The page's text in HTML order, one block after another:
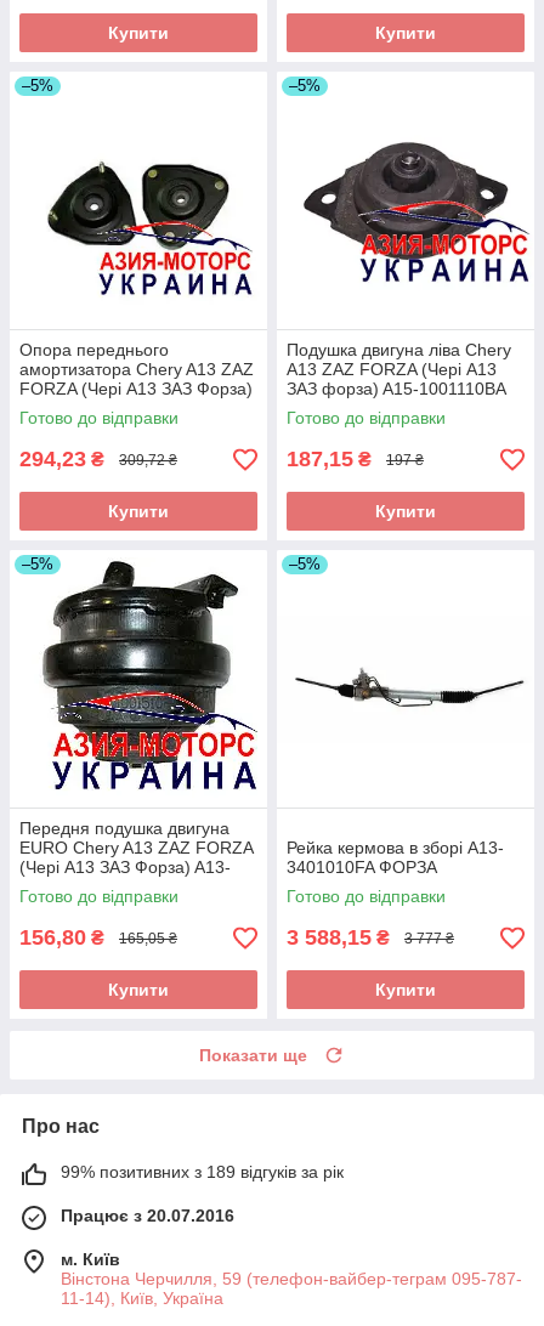
Купити Купити
–5%
Опора переднього
амортизатора Chery A13 ZAZ
FORZA (Чері А13 ЗАЗ Форза)
A13-2901110
Готово до відправки
294,23 ₴ 309,72 ₴
Купити
–5%
Подушка двигуна ліва Chery
A13 ZAZ FORZA (Чері А13
ЗАЗ форза) A15-1001110BA
Готово до відправки
187,15 ₴ 197 ₴
Купити
–5%
Передня подушка двигуна
EURO Chery A13 ZAZ FORZA
(Чері А13 ЗАЗ Форза) A13-
1001510FA
Готово до відправки
156,80 ₴ 165,05 ₴
Купити
–5%
Рейка кермова в зборі A13-
3401010FA ФОРЗА
Готово до відправки
3 588,15 ₴ 3 777 ₴
Купити
Показати ще
Про нас
99% позитивних з 189 відгуків за рік
Працює з 20.07.2016
м. Київ
Вінстона Черчилля, 59 (телефон-вайбер-теграм 095-787-
11-14), Київ, Україна